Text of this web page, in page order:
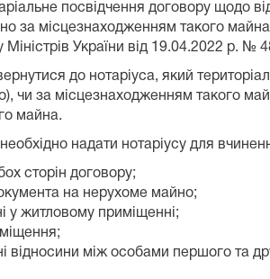
посвідчення договору щодо
за місцезнаходженням такого
України від 19.04.2022 р. №
до нотаріуса, який
чи за місцезнаходженням такого
майна.
надати нотаріусу для
сторін договору;
на нерухоме майно;
у житловому приміщенні;
відносини між особами першого та